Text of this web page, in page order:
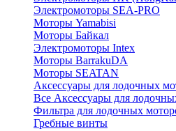
Электромоторы SEA-PRO
Моторы Yamabisi
Моторы Байкал
Электромоторы Intex
Моторы BarrakuDA
Моторы SEATAN
Аксессуары для лодочных
Все Аксессуары для
Фильтра для лодочных
Гребные винты